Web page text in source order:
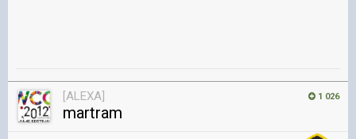
1 026
[ALEXA]
martram